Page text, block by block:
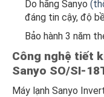
Do hãng Sanyo
đáng tin cậy, độ
Bảo hành 3 năm
Công nghệ tiết
Sanyo SO/SI-
Máy lạnh Sanyo